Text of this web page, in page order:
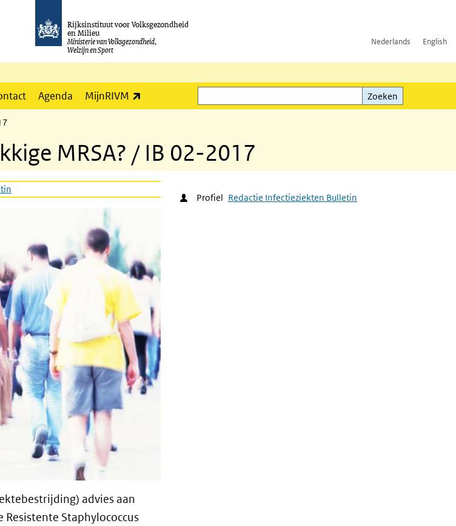
Rijksinstituut voor Volksgezondheid
en Milieu
Ministerie van Volksgezondheid,
Welzijn en Sport
Nederlands English
Agenda MijnRIVM
Zoeken
Zoeken
MRSA? / IB 02-2017
advies aan
Staphylococcus
Profiel Redactie Infectieziekten Bulletin